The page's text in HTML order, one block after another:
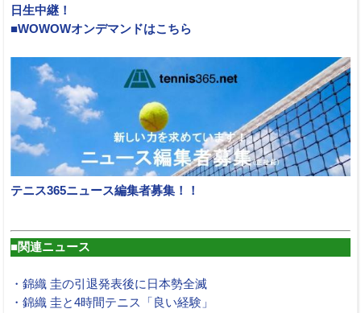
日生中継！
■WOWOWオンデマンドはこちら
テニス365ニュース編集者募集！！
■関連ニュース
・錦織 圭の引退発表後に日本勢全滅
・錦織 圭と4時間テニス「良い経験」